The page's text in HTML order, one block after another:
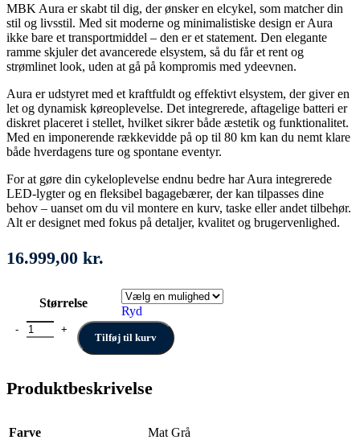
MBK Aura er skabt til dig, der ønsker en elcykel, som matcher din
stil og livsstil. Med sit moderne og minimalistiske design er Aura
ikke bare et transportmiddel – den er et statement. Den elegante
ramme skjuler det avancerede elsystem, så du får et rent og
strømlinet look, uden at gå på kompromis med ydeevnen.
Aura er udstyret med et kraftfuldt og effektivt elsystem, der giver en
let og dynamisk køreoplevelse. Det integrerede, aftagelige batteri er
diskret placeret i stellet, hvilket sikrer både æstetik og funktionalitet.
Med en imponerende rækkevidde på op til 80 km kan du nemt klare
både hverdagens ture og spontane eventyr.
For at gøre din cykeloplevelse endnu bedre har Aura integrerede
LED-lygter og en fleksibel bagagebærer, der kan tilpasses dine
behov – uanset om du vil montere en kurv, taske eller andet tilbehør.
Alt er designet med fokus på detaljer, kvalitet og brugervenlighed.
16.999,00 kr.
Størrelse
Ryd
MBK Aura Lady antal
Tilføj til kurv
Produktbeskrivelse
Farve Mat Grå